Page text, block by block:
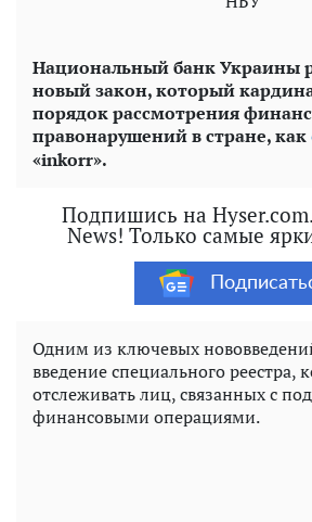
Национальный банк Украины
новый закон, который
порядок рассмотрения
правонарушений в стране, как
«inkorr».
Подпишись на
News! Только самые
Одним из ключевых
введение специального реестра,
отслеживать лиц, связанных с
финансовыми операциями.